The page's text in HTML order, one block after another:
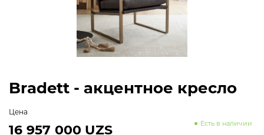
Bradett - акцентное кресло
Цена
Есть в наличии
16 957 000 UZS